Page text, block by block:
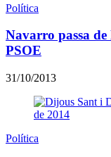
Política
Navarro passa
PSOE
31/10/2013
Política